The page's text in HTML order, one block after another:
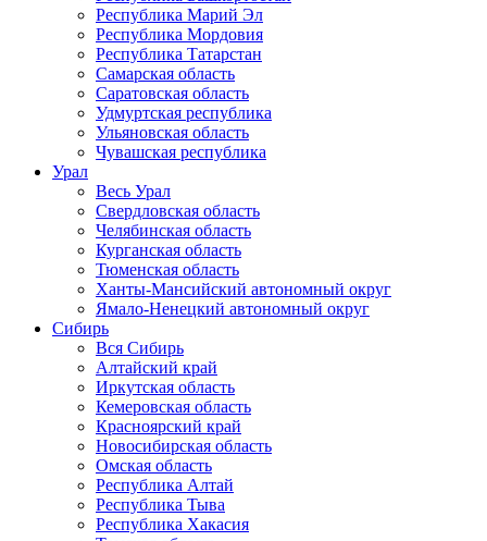
Республика Марий Эл
Республика Мордовия
Республика Татарстан
Самарская область
Саратовская область
Удмуртская республика
Ульяновская область
Чувашская республика
Урал
Весь Урал
Свердловская область
Челябинская область
Курганская область
Тюменская область
Ханты-Мансийский автономный округ
Ямало-Ненецкий автономный округ
Сибирь
Вся Сибирь
Алтайский край
Иркутская область
Кемеровская область
Красноярский край
Новосибирская область
Омская область
Республика Алтай
Республика Тыва
Республика Хакасия